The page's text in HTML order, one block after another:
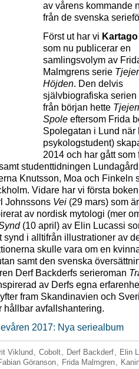
av vårens kommande
från de svenska
Först ut har vi
som nu publicerar en
samlingsvolym av
Malmgrens serie
Höjden. Den delvis
självbiografiska serien
från början hette
Spole eftersom Frida
Spolegatan i Lund när
psykologstudent)
2014 och har gått som
studenttidningen Lundagård
Knutsson, Moa och Finkeln
Vidare har vi första
Johnssons Vei (29 mars) som
av nordisk mytologi (mer
(10 april) av Elin Lucassi
synd i alltifrån illustrationer av
skulle vara om en
samt den svenska
Derf Backderfs serieroman
av Derfs egna
fram Skandinavien och
hållbar avfallshantering.
2017: Nya seriealbum
Viklund , Cobolt, Derf Backderf, Elin
Göranson, Frida Malmgren,